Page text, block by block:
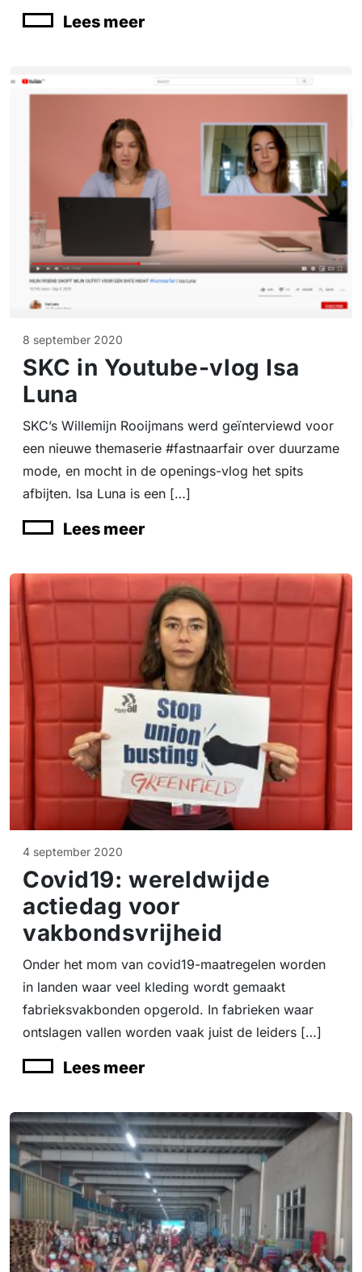
Lees meer
8 september 2020
SKC in Youtube-vlog Isa
Luna
SKC’s Willemijn Rooijmans werd geïnterviewd voor
een nieuwe themaserie #fastnaarfair over duurzame
mode, en mocht in de openings-vlog het spits
afbijten. Isa Luna is een […]
Lees meer
4 september 2020
Covid19: wereldwijde
actiedag voor
vakbondsvrijheid
Onder het mom van covid19-maatregelen worden
in landen waar veel kleding wordt gemaakt
fabrieksvakbonden opgerold. In fabrieken waar
ontslagen vallen worden vaak juist de leiders […]
Lees meer